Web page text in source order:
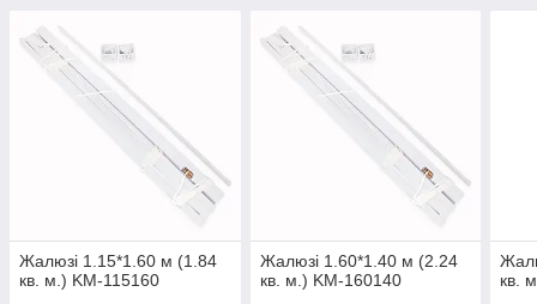
Жалюзі 1.15*1.60 м (1.84
кв. м.) KM-115160
Жалюзі 1.60*1.40 м (2.24
кв. м.) KM-160140
кв.